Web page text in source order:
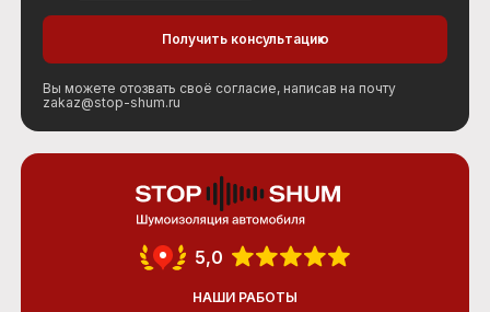
Вы можете отозвать своё согласие, написав на почту
zakaz@stop-shum.ru
5,0
НАШИ РАБОТЫ